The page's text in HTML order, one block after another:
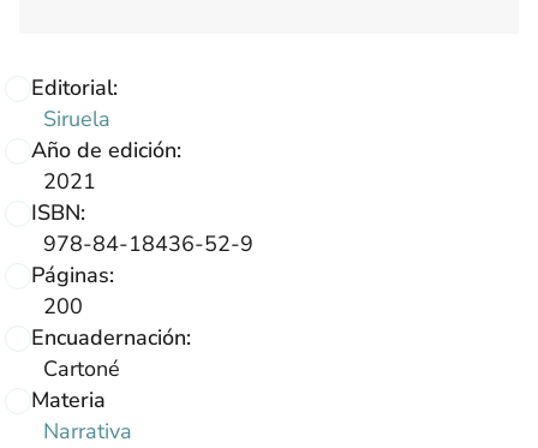
Editorial:
Siruela
Año de edición:
2021
ISBN:
978-84-18436-52-9
Páginas:
200
Encuadernación:
Cartoné
Materia
Narrativa